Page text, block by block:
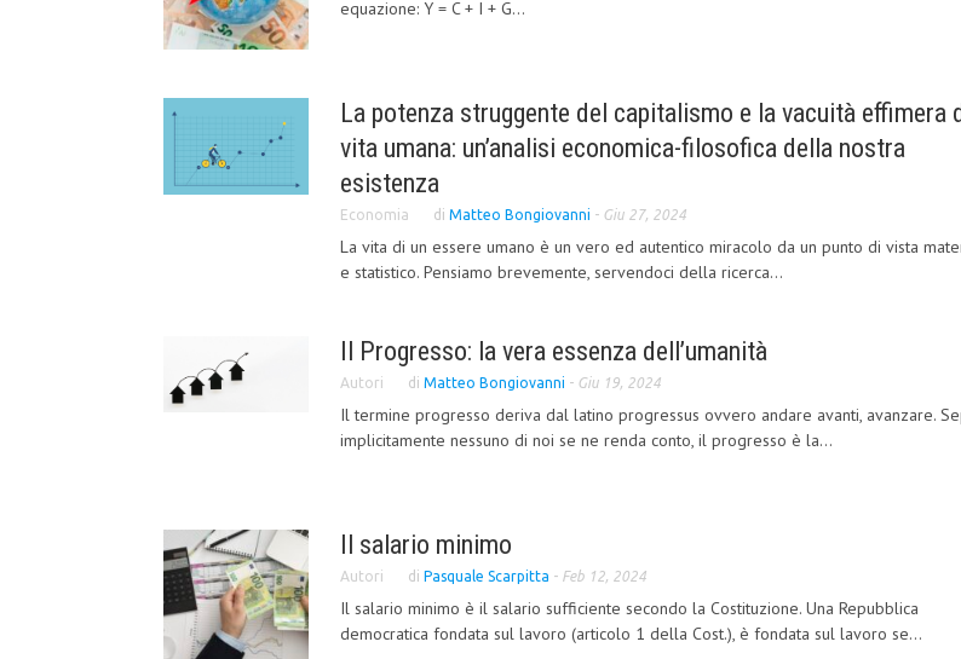
equazione: Y = C + I + G...
La potenza struggente del capitalismo e la vacuità effimera
vita umana: un’analisi economica-filosofica della nostra
esistenza
Economia di Matteo Bongiovanni - Giu 27, 2024
La vita di un essere umano è un vero ed autentico miracolo da un punto di vista
e statistico. Pensiamo brevemente, servendoci della ricerca...
Il Progresso: la vera essenza dell’umanità
Autori di Matteo Bongiovanni - Giu 19, 2024
Il termine progresso deriva dal latino progressus ovvero andare avanti, avanzare.
implicitamente nessuno di noi se ne renda conto, il progresso è la...
Il salario minimo
Autori di Pasquale Scarpitta - Feb 12, 2024
Il salario minimo è il salario sufficiente secondo la Costituzione. Una Repubblica
democratica fondata sul lavoro (articolo 1 della Cost.), è fondata sul lavoro se...